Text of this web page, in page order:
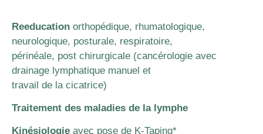
Reeducation orthopédique, rhumatologique,
neurologique, posturale, respiratoire,
périnéale, post chirurgicale (cancérologie avec
drainage lymphatique manuel et
travail de la cicatrice)
Traitement des maladies de la lymphe
Kinésiologie avec pose de K-Taping*